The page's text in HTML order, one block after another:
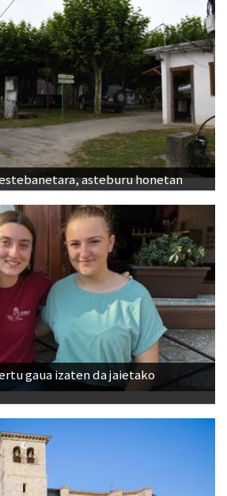
asteburu honetan
gaua izaten da jaietako